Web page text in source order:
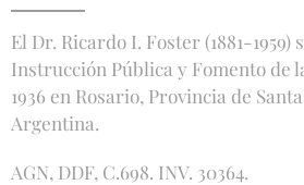
El Dr. Ricardo I. Foster (1881-
Instrucción Pública y Fomento de
1936 en Rosario, Provincia de
Argentina.
AGN, DDF, C.698. INV. 30364.